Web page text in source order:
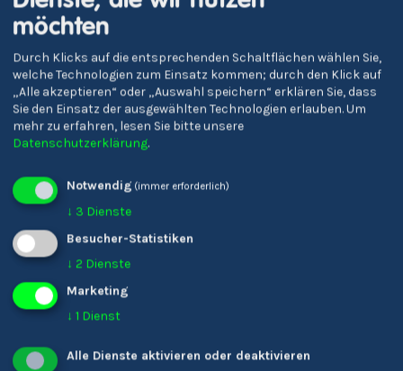
Verena Gschnell
Bildungsreferent/-in
möchten
Durch Klicks auf die entsprechenden Schaltflächen wählen Sie,
welche Technologien zum Einsatz kommen; durch den Klick auf
„Alle akzeptieren“ oder „Auswahl speichern“ erklären Sie, dass
Sie den Einsatz der ausgewählten Technologien erlauben.Um
mehr zu erfahren, lesen Sie bitte unsere
Datenschutzerklärung.
Notwendig (immer erforderlich)
↓ 3 Dienste
Besucher-Statistiken
↓ 2 Dienste
Marketing
↓ 1 Dienst
Alle Dienste aktivieren oder deaktivieren